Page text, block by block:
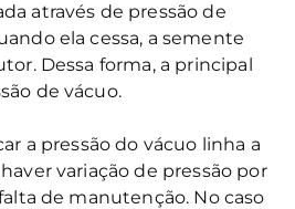
através de pressão de
ela cessa, a semente
Dessa forma, a principal
de vácuo.
a pressão do vácuo linha a
variação de pressão por
de manutenção. No caso